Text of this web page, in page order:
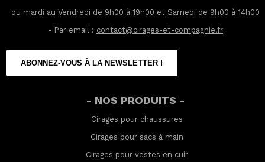
du mardi au Vendredi de 9h00 à 19h00 et Samedi de 9h00 à 14h00
- Par email : contact@cirages-et-compagnie.fr
ABONNEZ-VOUS À LA NEWSLETTER !
- NOS PRODUITS -
Cirages pour chaussures
Cirages pour sacs à main
Cirages pour vestes en cuir